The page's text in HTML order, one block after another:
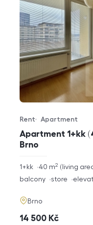
Apartment 1+kk
Brno
Offer type
Rent
Property type
Apartment
rozměry
1+kk living
40 m2
funkce
balcony store
adresa
Brno
cena
14 500 Kč